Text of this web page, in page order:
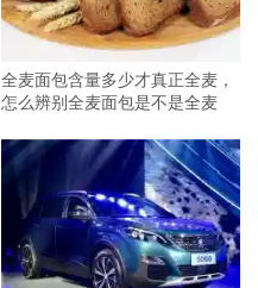
全麦面包含量多少才真正全麦，
怎么辨别全麦面包是不是全麦